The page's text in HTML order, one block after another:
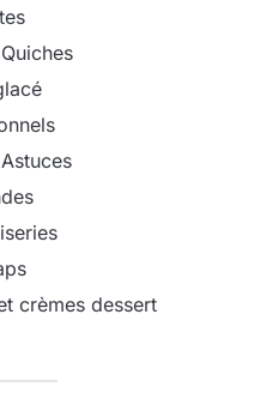
crèmes dessert